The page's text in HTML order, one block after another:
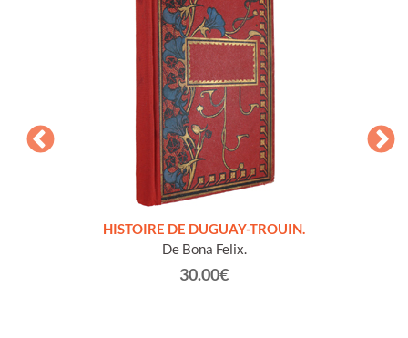
HISTOIRE DE DUGUAY-TROUIN.
De Bona Felix.
30.00€